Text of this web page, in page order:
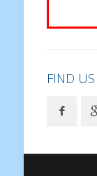
FIND US